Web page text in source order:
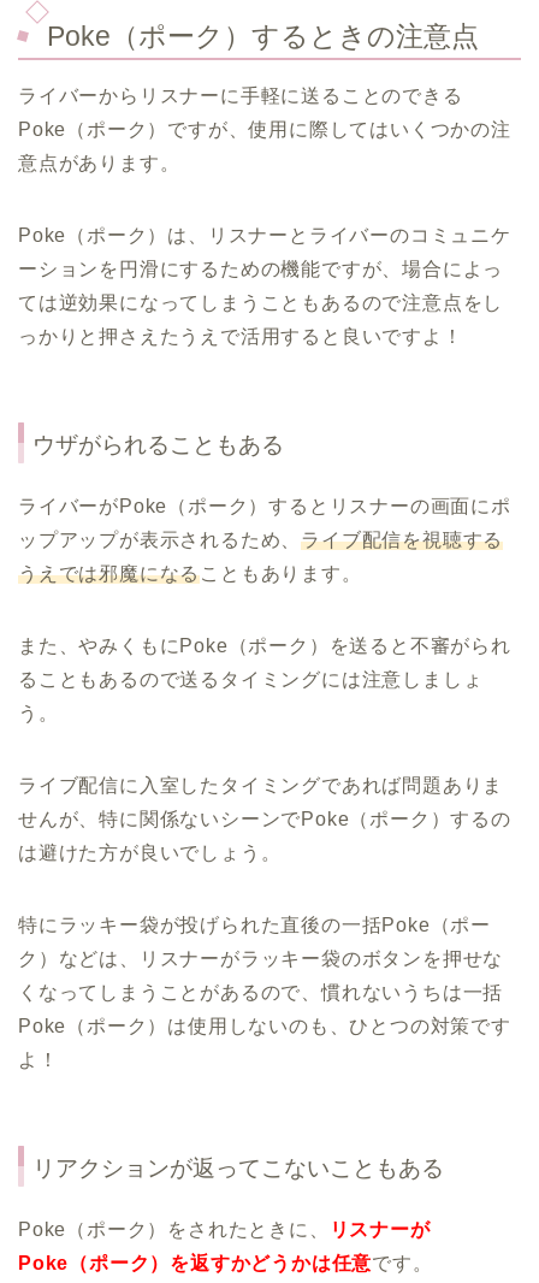
Poke（ポーク）するときの注意点
ライバーからリスナーに手軽に送ることのできる
Poke（ポーク）ですが、使用に際してはいくつかの注
意点があります。
Poke（ポーク）は、リスナーとライバーのコミュニケ
ーションを円滑にするための機能ですが、場合によっ
ては逆効果になってしまうこともあるので注意点をし
っかりと押さえたうえで活用すると良いですよ！
ウザがられることもある
ライバーがPoke（ポーク）するとリスナーの画面にポ
ップアップが表示されるため、ライブ配信を視聴する
うえでは邪魔になることもあります。
また、やみくもにPoke（ポーク）を送ると不審がられ
ることもあるので送るタイミングには注意しましょ
う。
ライブ配信に入室したタイミングであれば問題ありま
せんが、特に関係ないシーンでPoke（ポーク）するの
は避けた方が良いでしょう。
特にラッキー袋が投げられた直後の一括Poke（ポー
ク）などは、リスナーがラッキー袋のボタンを押せな
くなってしまうことがあるので、慣れないうちは一括
Poke（ポーク）は使用しないのも、ひとつの対策です
よ！
リアクションが返ってこないこともある
Poke（ポーク）をされたときに、
リスナーが
Poke（ポーク）を返すかどうかは任意です。